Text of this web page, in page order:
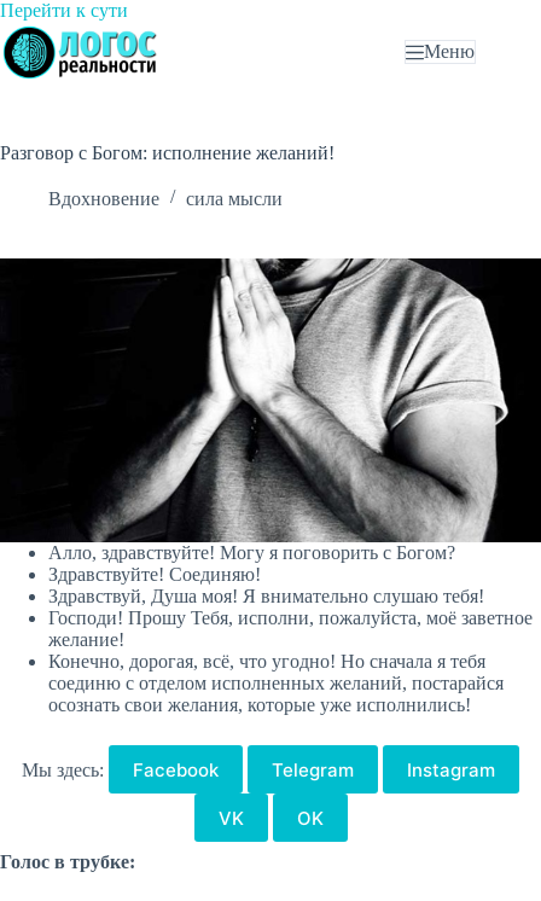
Перейти к сути
к
сути
Меню
Разговор с Богом: исполнение желаний!
Вдохновение сила мысли
Алло, здравствуйте! Могу я поговорить с Богом?
Здравствуйте! Соединяю!
Здравствуй, Душа моя! Я внимательно слушаю тебя!
Господи! Прошу Тебя, исполни, пожалуйста, моё заветное
желание!
Конечно, дорогая, всё, что угодно! Но сначала я тебя
соединю с отделом исполненных желаний, постарайся
осознать свои желания, которые уже исполнились!
Мы здесь: Facebook Telegram Instagram
VK OK
Голос в трубке: